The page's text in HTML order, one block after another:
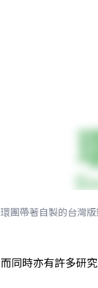
環團帶著自製的台灣
而同時亦有許多研